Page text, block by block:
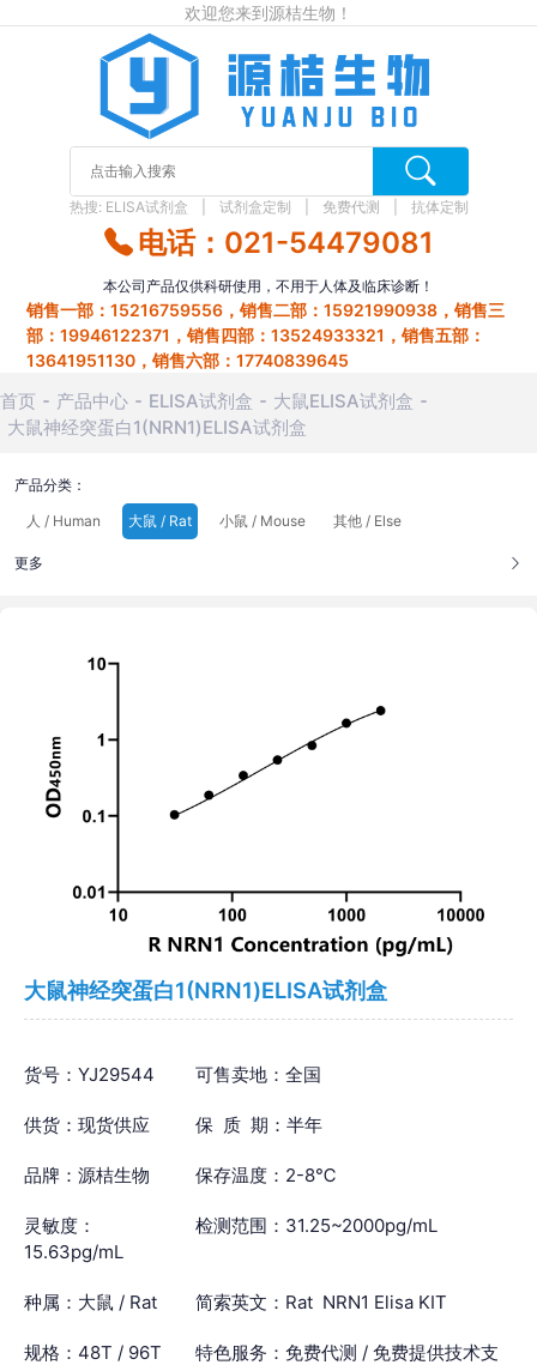
欢迎您来到源桔生物！
热搜: ELISA试剂盒 试剂盒定制 免费代测 抗体定制
电话：021-54479081
本公司产品仅供科研使用，不用于人体及临床诊断！
销售一部：15216759556，销售二部：15921990938，销售三
部：19946122371，销售四部：13524933321，销售五部：
13641951130，销售六部：17740839645
首页 产品中心 ELISA试剂盒
大鼠ELISA试剂盒
大鼠神经突蛋白1(NRN1)ELISA试剂盒
产品分类：
人 / Human
大鼠 / Rat 小鼠 / Mouse 其他 / Else
更多
大鼠神经突蛋白1(NRN1)ELISA试剂盒
货号：YJ29544 可售卖地：全国
供货：现货供应 保 质 期：半年
品牌：源桔生物 保存温度：2-8℃
灵敏度：
15.63pg/mL
检测范围：31.25~2000pg/mL
种属：大鼠 / Rat 简索英文：Rat NRN1 Elisa KIT
规格：48T / 96T
特色服务：免费代测 / 免费提供技术支